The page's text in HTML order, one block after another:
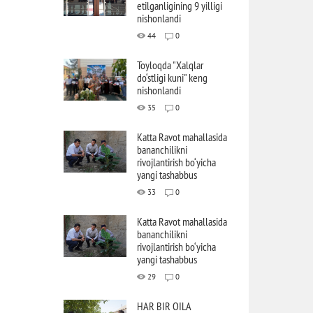
etilganligining 9 yilligi
nishonlandi
44 0
Toyloqda "Xalqlar
do‘stligi kuni" keng
nishonlandi
35 0
Katta Ravot mahallasida
bananchilikni
rivojlantirish bo‘yicha
yangi tashabbus
33 0
Katta Ravot mahallasida
bananchilikni
rivojlantirish bo‘yicha
yangi tashabbus
29 0
HAR BIR OILA